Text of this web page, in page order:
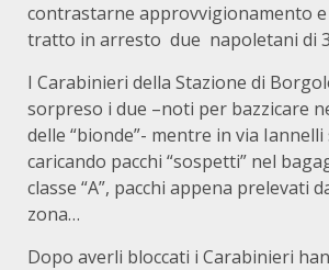
contrastarne approvvigionamento
tratto in arresto due napoletani di
I Carabinieri della Stazione di
sorpreso i due –noti per bazzicare
delle “bionde”- mentre in via
caricando pacchi “sospetti” nel
classe “A”, pacchi appena prelevati
zona…
Dopo averli bloccati i Carabinieri